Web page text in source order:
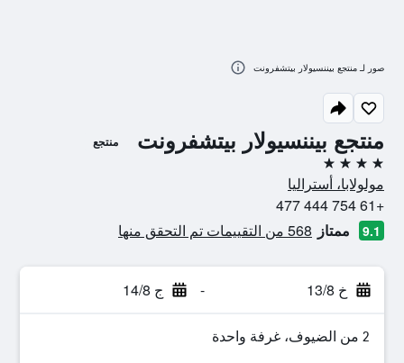
منتجع بيننسيولار بيتشفرونت منتجع
4 نجوم
مولولابا، أستراليا
+61 754 444 477
9.1 ممتاز 568 من التقييمات تم التحقق منها
خ 13/8 - ج 14/8
2 من الضيوف، غرفة واحدة
صور لـ منتجع بيننسيولار بيتشفرونت